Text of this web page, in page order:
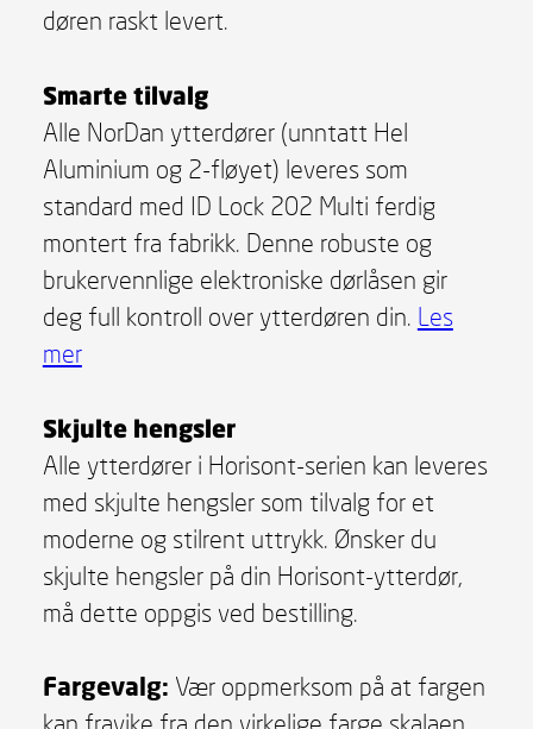
døren raskt levert.
Smarte tilvalg
Alle NorDan ytterdører (unntatt Hel
Aluminium og 2-fløyet) leveres som
standard med ID Lock 202 Multi ferdig
montert fra fabrikk. Denne robuste og
brukervennlige elektroniske dørlåsen gir
deg full kontroll over ytterdøren din. Les
mer
Skjulte hengsler
Alle ytterdører i Horisont-serien kan leveres
med skjulte hengsler som tilvalg for et
moderne og stilrent uttrykk. Ønsker du
skjulte hengsler på din Horisont-ytterdør,
må dette oppgis ved bestilling.
Fargevalg: Vær oppmerksom på at fargen
kan fravike fra den virkelige farge skalaen.